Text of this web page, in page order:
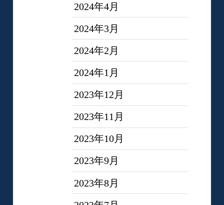
2024年4月
2024年3月
2024年2月
2024年1月
2023年12月
2023年11月
2023年10月
2023年9月
2023年8月